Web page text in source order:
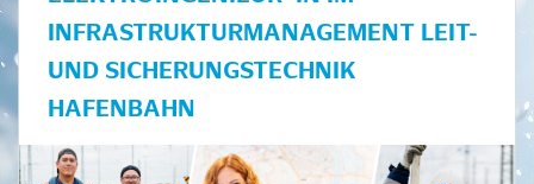
INFRASTRUKTURMANAGEMENT LEIT-
UND SICHERUNGSTECHNIK
HAFENBAHN